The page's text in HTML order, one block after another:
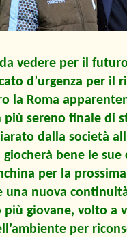
vedere per il
d’urgenza per il
la Roma
più sereno finale di
dalla società
giocherà bene le
per la
una nuova
giovane, volto a
per